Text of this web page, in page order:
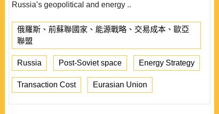
Russia’s geopolitical and energy ..
俄羅斯、前蘇聯國家、能源戰略、交易成本、歐亞
聯盟
Russia Post-Soviet space Energy Strategy
Transaction Cost Eurasian Union